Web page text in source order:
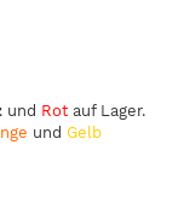
und Rot auf Lager.
und Gelb